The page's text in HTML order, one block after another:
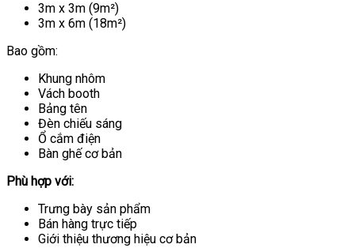
3m x 3m (9m²)
3m x 6m (18m²)
Bao gồm:
Khung nhôm
Vách booth
Bảng tên
Đèn chiếu sáng
Ổ cắm điện
Bàn ghế cơ bản
Phù hợp với:
Trưng bày sản phẩm
Bán hàng trực tiếp
Giới thiệu thương hiệu cơ bản